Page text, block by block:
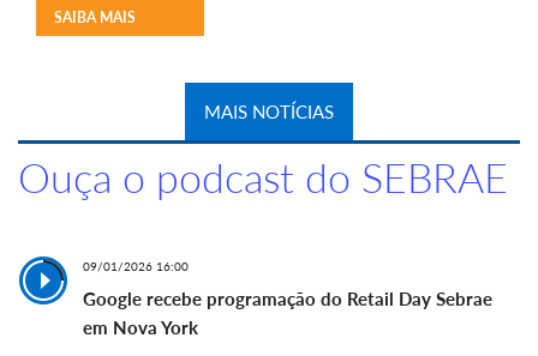
SAIBA MAIS
MAIS NOTÍCIAS
Ouça o podcast do SEBRAE
09/01/2026 16:00
Google recebe programação do Retail Day Sebrae
em Nova York